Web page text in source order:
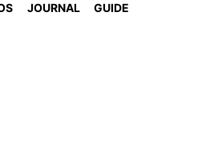
JOURNAL GUIDE